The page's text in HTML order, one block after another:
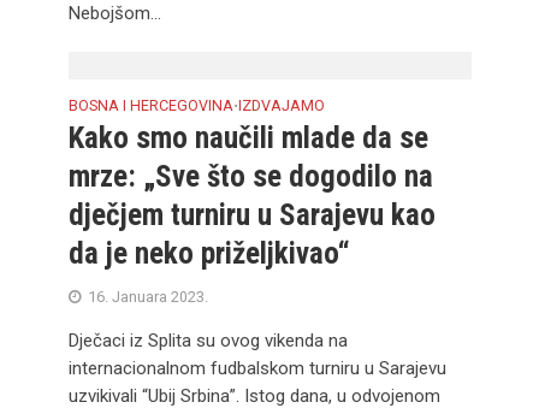
Nebojšom...
BOSNA I HERCEGOVINA•IZDVAJAMO
Kako smo naučili mlade da se
mrze: „Sve što se dogodilo na
dječjem turniru u Sarajevu kao
da je neko priželjkivao“
16. Januara 2023.
Dječaci iz Splita su ovog vikenda na
internacionalnom fudbalskom turniru u Sarajevu
uzvikivali “Ubij Srbina”. Istog dana, u odvojenom